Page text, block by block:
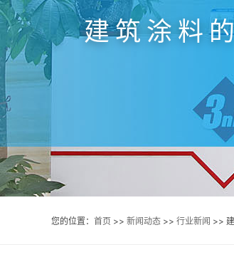
建筑涂料
您的位置： 首页 >> 新闻动态 >> 行业新闻 >>